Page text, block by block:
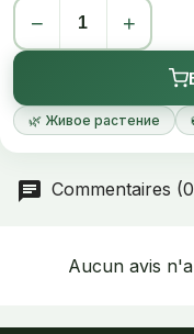
− +
🌿 Живое растение
Commentaires
Aucun avis